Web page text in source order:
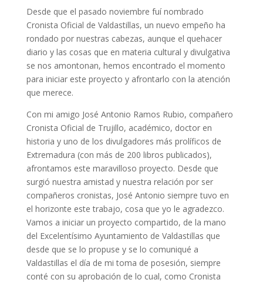
Desde que el pasado noviembre fuí nombrado
Cronista Oficial de Valdastillas, un nuevo empeño ha
rondado por nuestras cabezas, aunque el quehacer
diario y las cosas que en materia cultural y divulgativa
se nos amontonan, hemos encontrado el momento
para iniciar este proyecto y afrontarlo con la atención
que merece.
Con mi amigo José Antonio Ramos Rubio, compañero
Cronista Oficial de Trujillo, académico, doctor en
historia y uno de los divulgadores más prolíficos de
Extremadura (con más de 200 libros publicados),
afrontamos este maravilloso proyecto. Desde que
surgió nuestra amistad y nuestra relación por ser
compañeros cronistas, José Antonio siempre tuvo en
el horizonte este trabajo, cosa que yo le agradezco.
Vamos a iniciar un proyecto compartido, de la mano
del Excelentísimo Ayuntamiento de Valdastillas que
desde que se lo propuse y se lo comuniqué a
Valdastillas el día de mi toma de posesión, siempre
conté con su aprobación de lo cual, como Cronista